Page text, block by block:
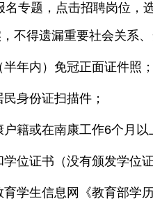
名专题，点击招聘岗位
不得遗漏重要社会关系
年内）免冠正面证件照；
身份证扫描件；
籍或在南康工作6个月以
位证书（没有颁发学位
学生信息网《教育部学